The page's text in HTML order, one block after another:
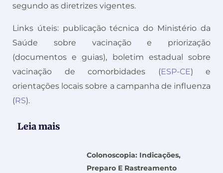
segundo as diretrizes vigentes.
Links úteis: publicação técnica do Ministério da
Saúde sobre vacinação e priorização
(documentos e guias), boletim estadual sobre
vacinação de comorbidades (ESP-CE) e
orientações locais sobre a campanha de influenza
(RS).
Leia mais
Colonoscopia: Indicações,
Preparo E Rastreamento